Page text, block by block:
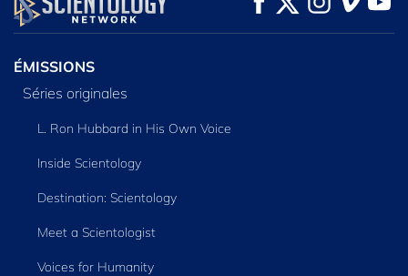
ÉMISSIONS
Séries originales
L. Ron Hubbard in His Own Voice
Inside Scientology
Destination: Scientology
Meet a Scientologist
Voices for Humanity